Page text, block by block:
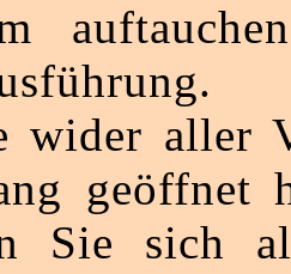
wider aller
geöffnet
Sie sich